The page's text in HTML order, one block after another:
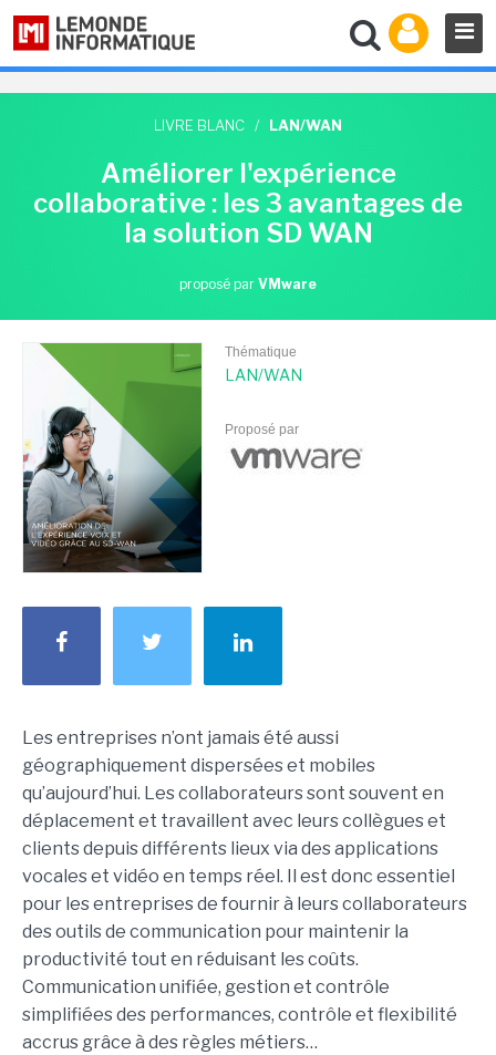
LIVRE BLANC / LAN/WAN
Améliorer l'expérience
collaborative : les 3 avantages de
la solution SD WAN
proposé par VMware
Thématique
LAN/WAN
Proposé par
Les entreprises n’ont jamais été aussi
géographiquement dispersées et mobiles
qu’aujourd’hui. Les collaborateurs sont souvent en
déplacement et travaillent avec leurs collègues et
clients depuis différents lieux via des applications
vocales et vidéo en temps réel. Il est donc essentiel
pour les entreprises de fournir à leurs collaborateurs
des outils de communication pour maintenir la
productivité tout en réduisant les coûts.
Communication unifiée, gestion et contrôle
simplifiées des performances, contrôle et flexibilité
accrus grâce à des règles métiers…